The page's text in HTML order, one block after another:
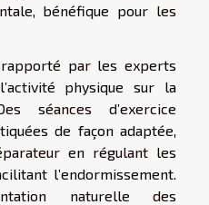
bénéfique pour les
par les experts
physique sur la
séances d’exercice
de façon adaptée,
en régulant les
l’endormissement.
naturelle des